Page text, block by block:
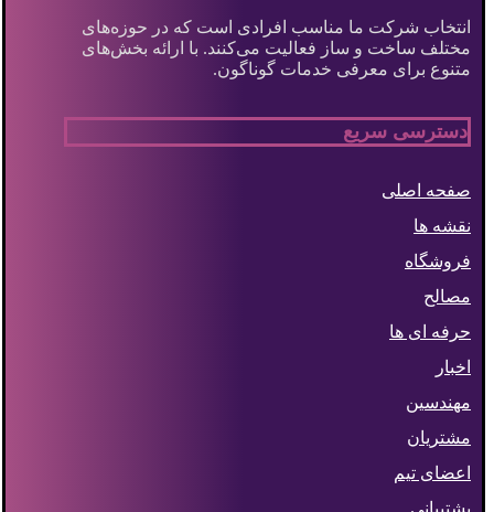
انتخاب شرکت ما مناسب افرادی است که در حوزه‌های
مختلف ساخت و ساز فعالیت می‌کنند. با ارائه بخش‌های
متنوع برای معرفی خدمات گوناگون.
دسترسی سریع
صفحه اصلی
نقشه ها
فروشگاه
مصالح
حرفه ای ها
اخبار
مهندسین
مشتریان
اعضای تیم